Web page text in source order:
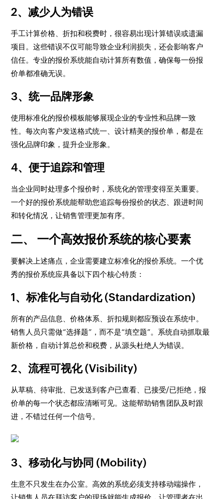
2、减少人为错误
手工计算价格、折扣和税费时，很容易出现计算错误或遗漏
项目。这些错误不仅可能导致企业利润损失，还会影响客户
信任。专业的报价系统能自动计算所有数值，确保每一份报
价单都准确无误。
3、统一品牌形象
使用标准化的报价模板能够展现企业的专业性和品牌一致
性。每次向客户发送格式统一、设计精美的报价单，都是在
强化品牌印象，提升企业形象。
4、便于追踪和管理
当企业同时处理多个报价时，系统化的管理变得至关重要。
一个好的报价系统能帮助您追踪每份报价的状态、跟进时间
和转化情况，让销售管理更加有序。
二、 一个高效报价系统的核心要素
要解决上述痛点，企业需要建立标准化的报价系统。一个优
秀的报价系统应具备以下四个核心特质：
1、标准化与自动化 (Standardization)
所有的产品信息、价格体系、折扣规则都应预设在系统中。
销售人员只需做“选择题”，而不是“填空题”。系统自动抓取最
新价格，自动计算总价和税费，从源头杜绝人为错误。
2、流程可视化 (Visibility)
从草稿、待审批、已发送到客户已查看、已接受/已拒绝，报
价单的每一个状态都应清晰可见。这能帮助销售团队及时跟
进，不错过任何一个信号。
3、移动化与协同 (Mobility)
生意不只发生在办公室。高效的系统必须支持移动端操作，
让销售人员在拜访客户的现场就能生成报价，让管理者在出